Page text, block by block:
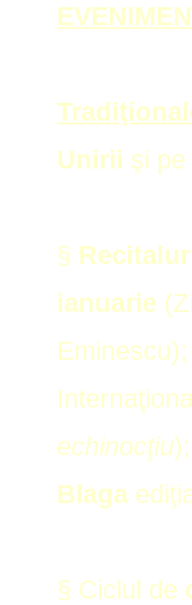
Unirii şi
§
ianuarie
echinocţiu
Blaga
§ Ciclul de